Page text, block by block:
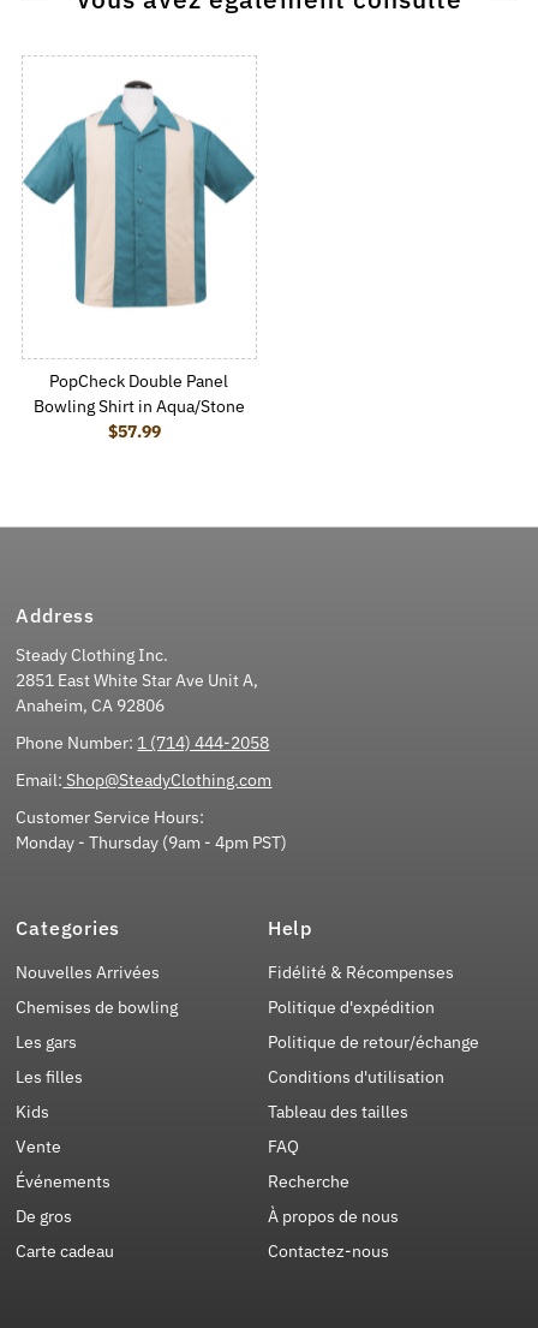
PopCheck Double Panel
Bowling Shirt in Aqua/Stone
Regular Price
$57.99
Address
Steady Clothing Inc.
2851 East White Star Ave Unit A,
Anaheim, CA 92806
Phone Number: 1 (714) 444-2058
Email: Shop@SteadyClothing.com
Customer Service Hours:
Monday - Thursday (9am - 4pm PST)
Categories
Nouvelles Arrivées
Chemises de bowling
Les gars
Les filles
Kids
Vente
Événements
De gros
Carte cadeau
Help
Fidélité & Récompenses
Politique d'expédition
Politique de retour/échange
Conditions d'utilisation
Tableau des tailles
FAQ
Recherche
À propos de nous
Contactez-nous